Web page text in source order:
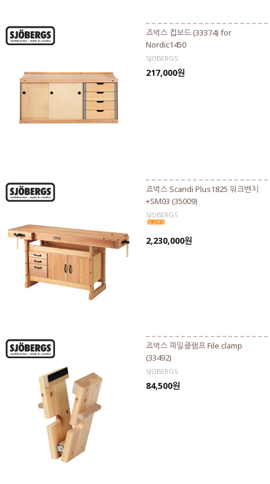
죠벅스 컵보드 (33374) for
Nordic1450
SJOBERGS
217,000원
죠벅스 Scandi Plus1825 워크벤치
+SM03 (35009)
SJOBERGS
2,230,000원
죠벅스 파일클램프 File clamp
(33492)
SJOBERGS
84,500원